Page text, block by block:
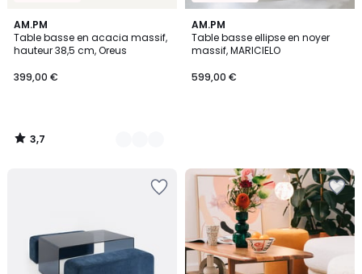
AM.PM
Table basse en acacia massif,
hauteur 38,5 cm, Oreus
399,00 €
3,7
/ 5
2
Couleurs
3,7
/
AM.PM
Table basse ellipse en noyer
massif, MARICIELO
599,00 €